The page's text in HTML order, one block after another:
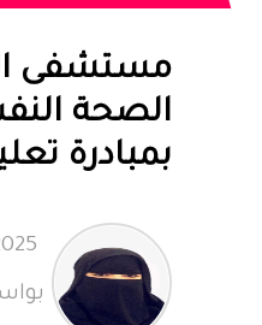
مستشفى
الصحة
بمبادرة